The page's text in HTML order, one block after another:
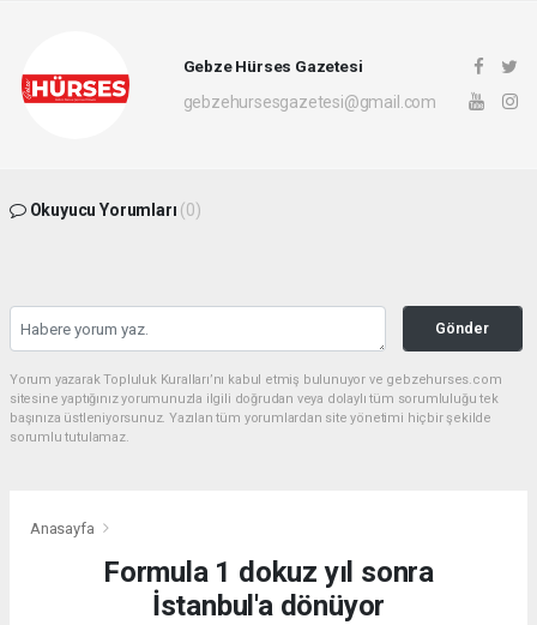
Gebze Hürses Gazetesi
gebzehursesgazetesi@gmail.com
Okuyucu Yorumları (0)
Gönder
Yorum yazarak Topluluk Kuralları’nı kabul etmiş bulunuyor ve gebzehurses.com
sitesine yaptığınız yorumunuzla ilgili doğrudan veya dolaylı tüm sorumluluğu tek
başınıza üstleniyorsunuz. Yazılan tüm yorumlardan site yönetimi hiçbir şekilde
sorumlu tutulamaz.
Anasayfa
Formula 1 dokuz yıl sonra
İstanbul'a dönüyor